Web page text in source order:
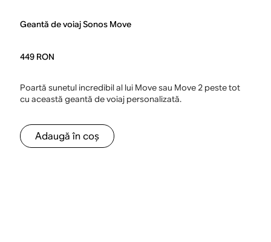
Geantă de voiaj Sonos Move
449 RON
Poartă sunetul incredibil al lui Move sau Move 2 peste tot
cu această geantă de voiaj personalizată.
Adaugă în coș